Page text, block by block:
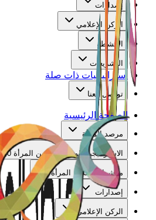
إصدارات
الركن الإعلامي
الأنشطة
التشريعات
استراتيجيات ذات صلة
تواصل معنا
الصفحة الرئيسية
مرصد المرأة
الاستراتيجية الوطنية لتمكين المرأة 2030
مؤشرات تمكين المرأة
إصدارات
الركن الإعلامي